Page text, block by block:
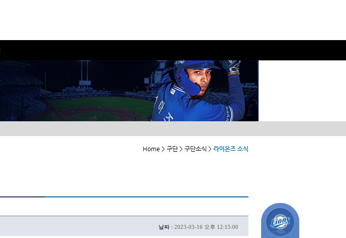
Home > 구단 > 구단소식 > 라이온즈 소식
날짜 : 2023-03-16 오후 12:15:00